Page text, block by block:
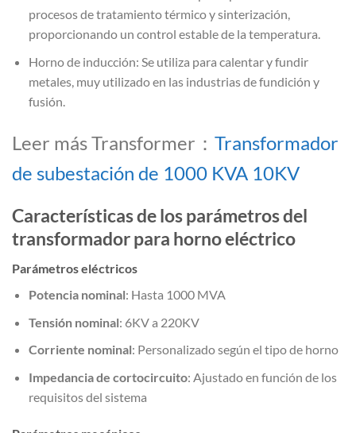
procesos de tratamiento térmico y sinterización,
proporcionando un control estable de la temperatura.
Horno de inducción: Se utiliza para calentar y fundir
metales, muy utilizado en las industrias de fundición y
fusión.
Leer más Transformer： Transformador
de subestación de 1000 KVA 10KV
Características de los parámetros del
transformador para horno eléctrico
Parámetros eléctricos
Potencia nominal: Hasta 1000 MVA
Tensión nominal: 6KV a 220KV
Corriente nominal: Personalizado según el tipo de horno
Impedancia de cortocircuito: Ajustado en función de los
requisitos del sistema